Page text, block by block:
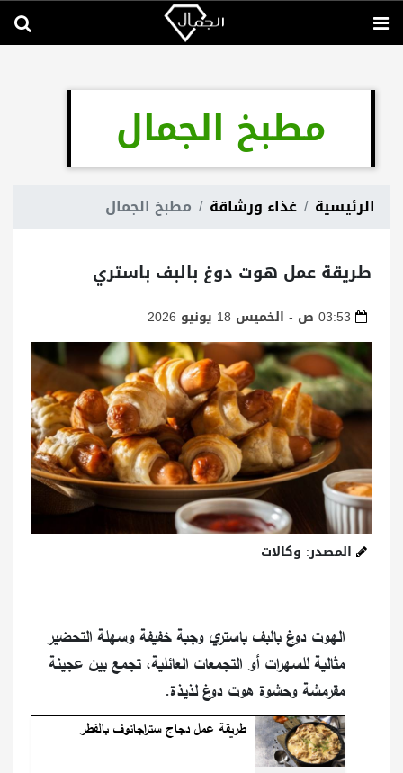
مطبخ الجمال
الرئيسية غذاء ورشاقة مطبخ الجمال
طريقة عمل هوت دوغ بالبف باستري
المصدر: وكالات
الهوت دوغ بالبف باستري وجبة خفيفة وسهلة التحضير
مثالية للسهرات أو التجمعات العائلية، تجمع بين عجينة
مقرمشة وحشوة هوت دوغ لذيذة.
طريقة عمل دجاج ستراجانوف بالفطر